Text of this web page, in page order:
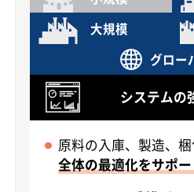
大規模
グロー
システムの
原料の入庫、製造、
全体の最適化をサポー